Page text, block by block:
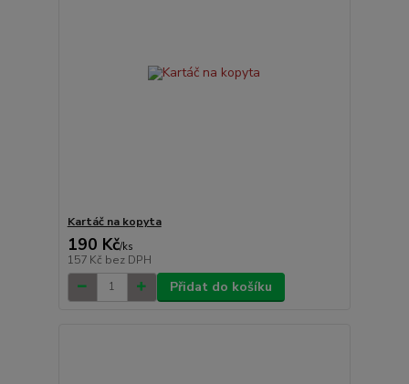
Kartáč na kopyta
190 Kč/ks
157 Kč bez DPH
Přidat do košíku